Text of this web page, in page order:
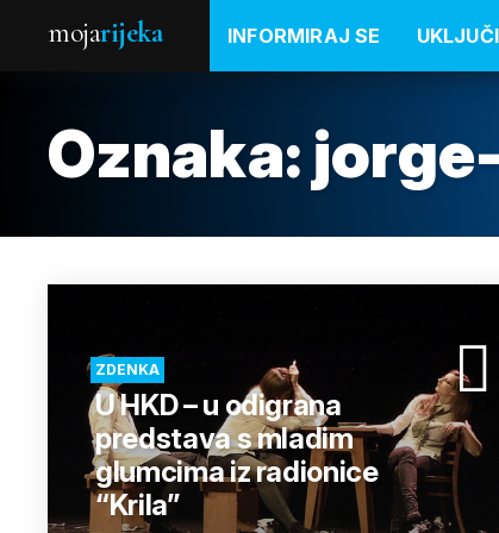
mojarijeka INFORMIRAJ SE
Oznaka:
ZDENKA
U HKD – u odigrana
predstava s mladim
glumcima iz radionice
“Krila”